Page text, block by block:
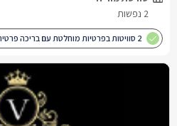
2 נפשות
2 סוויטות בפרטיות מוחלטת עם בריכה פרטית לכל אחת